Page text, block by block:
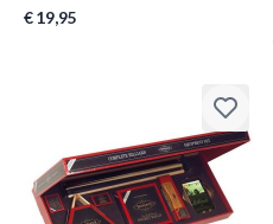
€ 19,95